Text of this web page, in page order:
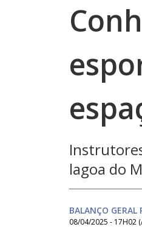
lagoa do
BALANÇO GERAL
08/04/2025 - 17H02